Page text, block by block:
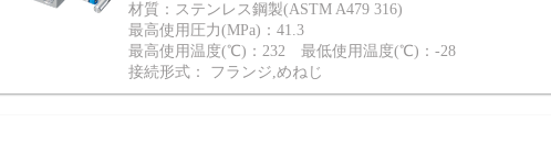
材質：ステンレス鋼製(ASTM A479 316)
最高使用圧力(MPa)：41.3
最高使用温度(℃)：232 最低使用温度(℃)：-28
接続形式： フランジ,めねじ